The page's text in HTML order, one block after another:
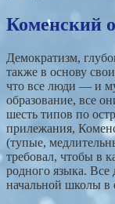
Коменский
Демократизм,
также в основу
что все люди — и
образование, все
шесть типов по
прилежания,
(тупые,
требовал, чтобы в
родного языка. Все
начальной школы